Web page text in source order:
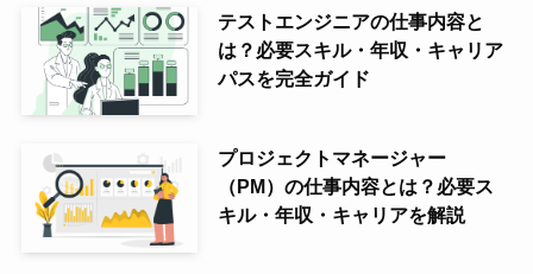
テストエンジニアの仕事内容と
は？必要スキル・年収・キャリア
パスを完全ガイド
プロジェクトマネージャー
（PM）の仕事内容とは？必要ス
キル・年収・キャリアを解説